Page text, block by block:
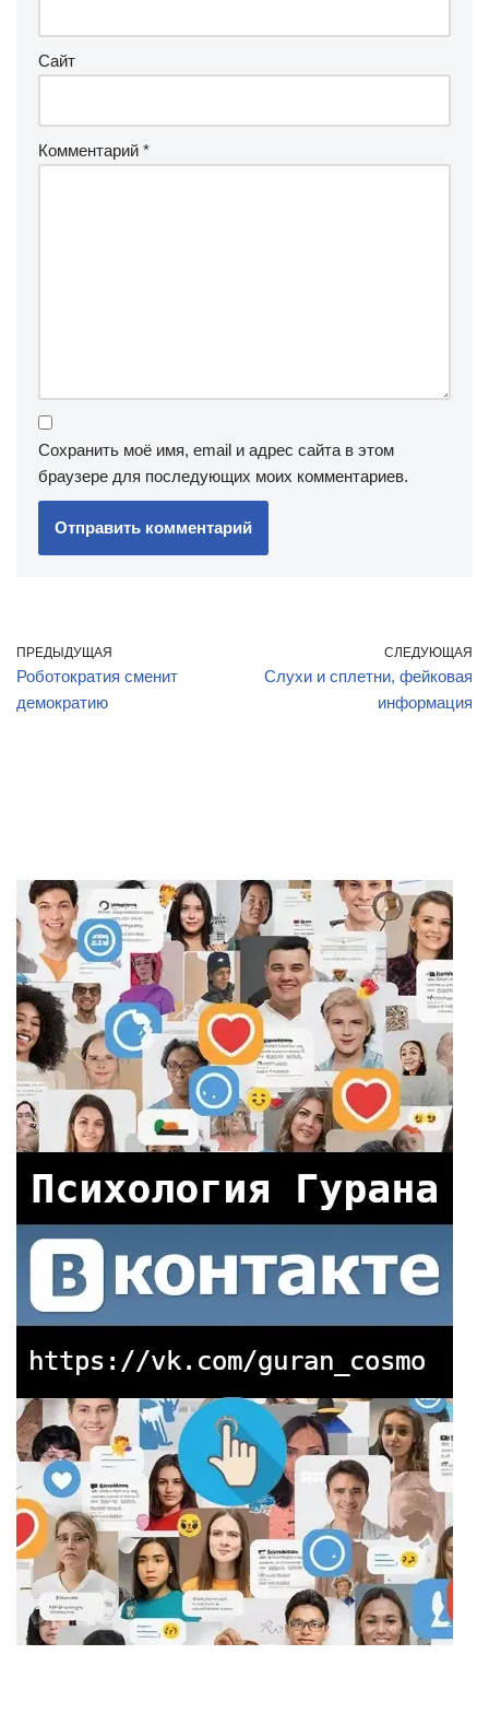
Сайт
Комментарий *
Сохранить моё имя, email и адрес сайта в этом
браузере для последующих моих комментариев.
ПРЕДЫДУЩАЯ
Роботократия сменит
демократию
СЛЕДУЮЩАЯ
Слухи и сплетни, фейковая
информация